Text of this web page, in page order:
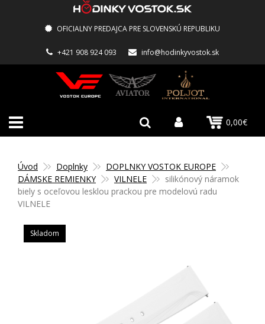
OFICIALNY PREDAJCA PRE SLOVENSKÚ REPUBLIKU
+421 908 924 093 info@hodinkyvostok.sk
0,00€
Úvod Doplnky
DOPLNKY VOSTOK EUROPE
DÁMSKE REMIENKY
VILNELE
silikónový náramok
biely s oceľovou lesklou prackou pre modelovú radu
VILNELE
Skladom